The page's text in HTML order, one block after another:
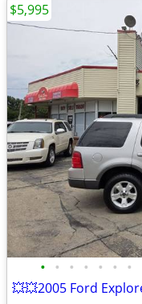
• • • • • • •
$5,995